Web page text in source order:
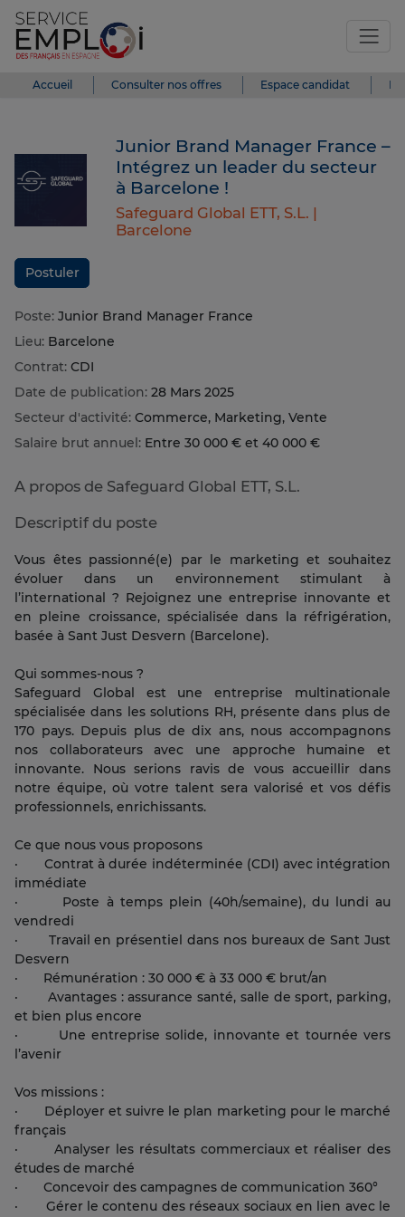
Accueil Consulter nos offres Espace candidat
Junior Brand Manager France –
Intégrez un leader du secteur
à Barcelone !
Safeguard Global ETT, S.L. |
Barcelone
Postuler
Poste: Junior Brand Manager France
Lieu: Barcelone
Contrat: CDI
Date de publication: 28 Mars 2025
Secteur d'activité: Commerce, Marketing, Vente
Salaire brut annuel: Entre 30 000 € et 40 000 €
A propos de Safeguard Global ETT, S.L.
Descriptif du poste
Vous êtes passionné(e) par le marketing et souhaitez
évoluer dans un environnement stimulant à
l’international ? Rejoignez une entreprise innovante et
en pleine croissance, spécialisée dans la réfrigération,
basée à Sant Just Desvern (Barcelone).
Qui sommes-nous ?
Safeguard Global est une entreprise multinationale
spécialisée dans les solutions RH, présente dans plus de
170 pays. Depuis plus de dix ans, nous accompagnons
nos collaborateurs avec une approche humaine et
innovante. Nous serions ravis de vous accueillir dans
notre équipe, où votre talent sera valorisé et vos défis
professionnels, enrichissants.
Ce que nous vous proposons
· Contrat à durée indéterminée (CDI) avec intégration
immédiate
· Poste à temps plein (40h/semaine), du lundi au
vendredi
· Travail en présentiel dans nos bureaux de Sant Just
Desvern
· Rémunération : 30 000 € à 33 000 € brut/an
· Avantages : assurance santé, salle de sport, parking,
et bien plus encore
· Une entreprise solide, innovante et tournée vers
l’avenir
Vos missions :
· Déployer et suivre le plan marketing pour le marché
français
· Analyser les résultats commerciaux et réaliser des
études de marché
· Concevoir des campagnes de communication 360°
· Gérer le contenu des réseaux sociaux en lien avec le